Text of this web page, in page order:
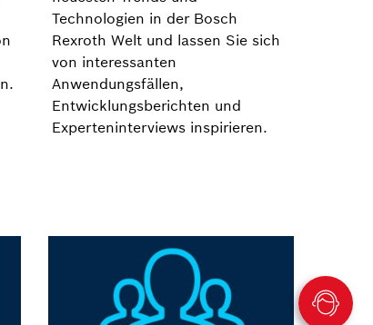
Technologien in der Bosch
Rexroth Welt und lassen Sie sich
von interessanten
Anwendungsfällen,
Entwicklungsberichten und
Experteninterviews inspirieren.